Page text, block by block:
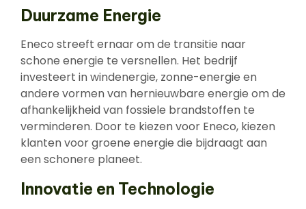
Duurzame Energie
Eneco streeft ernaar om de transitie naar
schone energie te versnellen. Het bedrijf
investeert in windenergie, zonne-energie en
andere vormen van hernieuwbare energie om de
afhankelijkheid van fossiele brandstoffen te
verminderen. Door te kiezen voor Eneco, kiezen
klanten voor groene energie die bijdraagt aan
een schonere planeet.
Innovatie en Technologie